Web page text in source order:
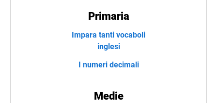
Primaria
Impara tanti vocaboli
inglesi
I numeri decimali
Medie